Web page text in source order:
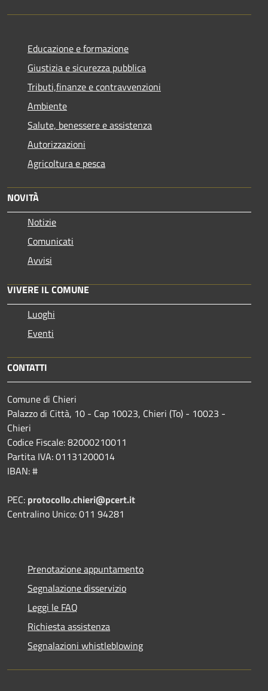
Educazione e formazione
Giustizia e sicurezza pubblica
Tributi,finanze e contravvenzioni
Ambiente
Salute, benessere e assistenza
Autorizzazioni
Agricoltura e pesca
NOVITÀ
Notizie
Comunicati
Avvisi
VIVERE IL COMUNE
Luoghi
Eventi
CONTATTI
Comune di Chieri
Palazzo di Città, 10 - Cap 10023, Chieri (To) - 10023 -
Chieri
Codice Fiscale: 82000210011
Partita IVA: 01131200014
IBAN: #
PEC: protocollo.chieri@pcert.it
Centralino Unico: 011 94281
Prenotazione appuntamento
Segnalazione disservizio
Leggi le FAQ
Richiesta assistenza
Segnalazioni whistleblowing